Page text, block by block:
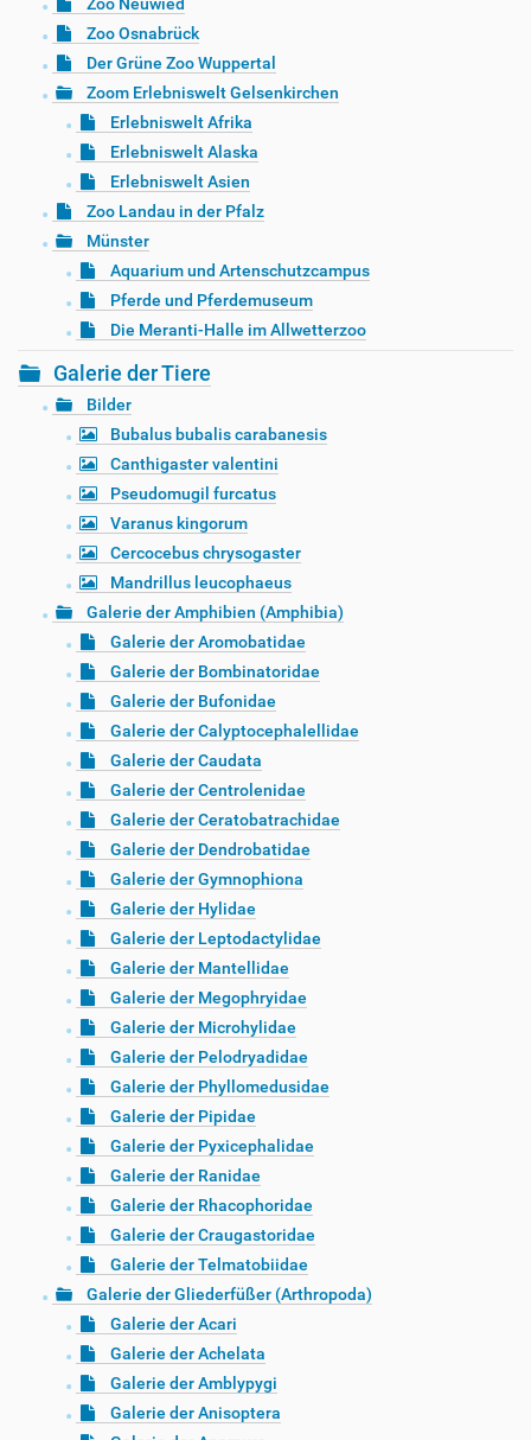
Zoo Neuwied
Zoo Osnabrück
Der Grüne Zoo Wuppertal
Zoom Erlebniswelt Gelsenkirchen
Erlebniswelt Afrika
Erlebniswelt Alaska
Erlebniswelt Asien
Zoo Landau in der Pfalz
Münster
Aquarium und Artenschutzcampus
Pferde und Pferdemuseum
Die Meranti-Halle im Allwetterzoo
Galerie der Tiere
Bilder
Bubalus bubalis carabanesis
Canthigaster valentini
Pseudomugil furcatus
Varanus kingorum
Cercocebus chrysogaster
Mandrillus leucophaeus
Galerie der Amphibien (Amphibia)
Galerie der Aromobatidae
Galerie der Bombinatoridae
Galerie der Bufonidae
Galerie der Calyptocephalellidae
Galerie der Caudata
Galerie der Centrolenidae
Galerie der Ceratobatrachidae
Galerie der Dendrobatidae
Galerie der Gymnophiona
Galerie der Hylidae
Galerie der Leptodactylidae
Galerie der Mantellidae
Galerie der Megophryidae
Galerie der Microhylidae
Galerie der Pelodryadidae
Galerie der Phyllomedusidae
Galerie der Pipidae
Galerie der Pyxicephalidae
Galerie der Ranidae
Galerie der Rhacophoridae
Galerie der Craugastoridae
Galerie der Telmatobiidae
Galerie der Gliederfüßer (Arthropoda)
Galerie der Acari
Galerie der Achelata
Galerie der Amblypygi
Galerie der Anisoptera